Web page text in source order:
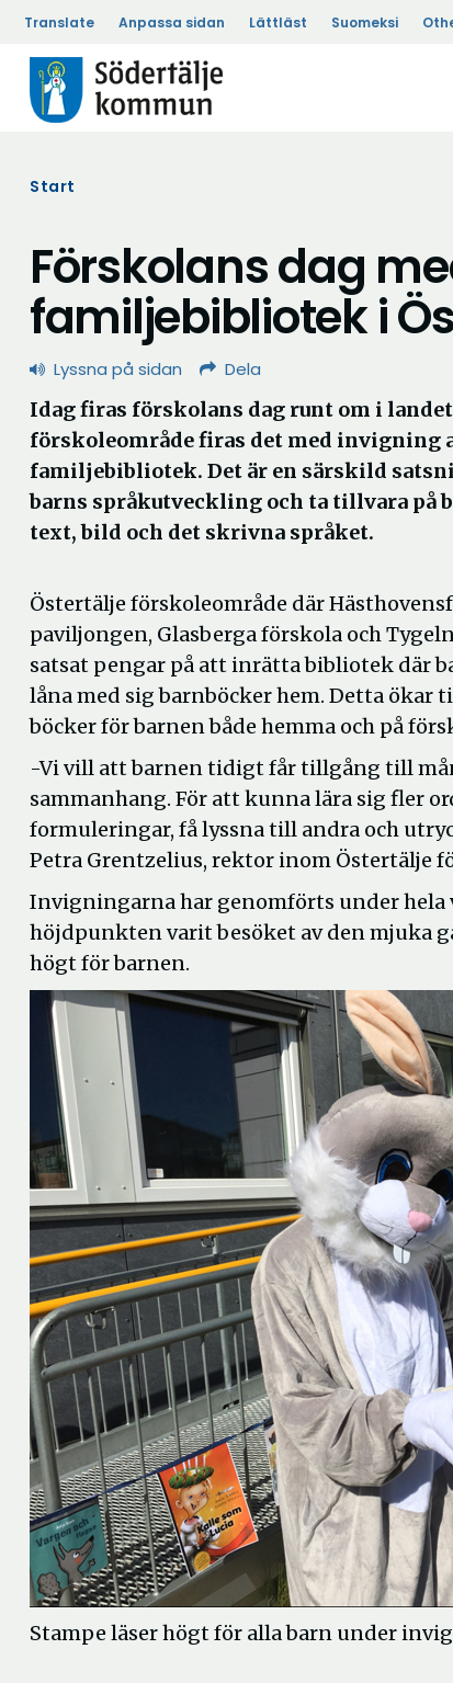
Translate Anpassa sidan Lättläst Suomeksi
Start
Förskolans dag
familjebibliotek i
Lyssna på sidan Dela
Idag firas förskolans dag runt om i
förskoleområde firas det med invigning
familjebibliotek. Det är en särskild
barns språkutveckling och ta tillvara på
text, bild och det skrivna språket.
Östertälje förskoleområde där
paviljongen, Glasberga förskola och
satsat pengar på att inrätta bibliotek där
låna med sig barnböcker hem. Detta ökar
böcker för barnen både hemma och på
-Vi vill att barnen tidigt får tillgång till
sammanhang. För att kunna lära sig fler
formuleringar, få lyssna till andra och
Petra Grentzelius, rektor inom Östertälje
Invigningarna har genomförts under hela
höjdpunkten varit besöket av den mjuka
högt för barnen.
Stampe läser högt för alla barn under